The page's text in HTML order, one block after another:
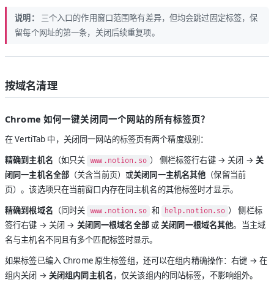
说明：
三个入口的作用窗口范围略有差异，但均会跳过固定标签，保
留每个网址的第一条，关闭后续重复项。
按域名清理
Chrome 如何一键关闭同一个网站的所有标签页？
在 VertiTab 中，关闭同一网站的标签页有两个精度级别：
精确到主机名 （如只关 www.notion.so ） 侧栏标签行右键 → 关闭 → 关
闭同一主机名全部 （关含当前页）或关闭同一主机名其他 （保留当前
页）。该选项只在当前窗口内存在同主机名的其他标签时才显示。
精确到根域名 （同时关 www.notion.so 和 help.notion.so ） 侧栏标
签行右键 → 关闭 → 关闭同一根域名全部或关闭同一根域名其他。当主域
名与主机名不同且有多个匹配标签时显示。
如果标签已编入 Chrome 原生标签组，还可以在组内精确操作：右键 → 在
组内关闭 → 关闭组内同主机名，仅关该组内的同站标签，不影响组外。